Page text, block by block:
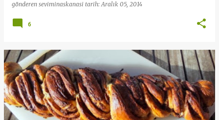
gönderen seviminaskanasi tarih:Aralık 05, 2014
6